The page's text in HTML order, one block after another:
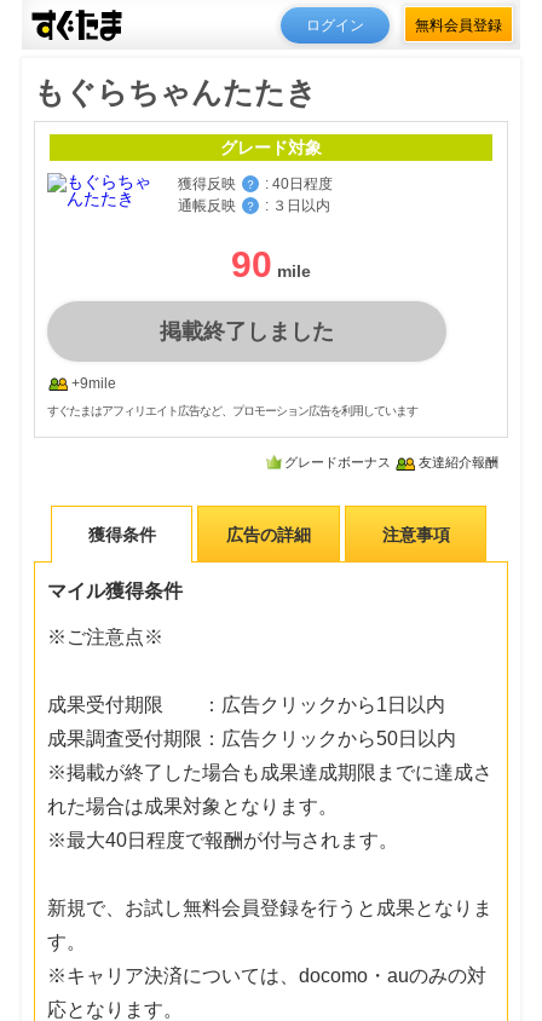
ログイン 無料会員登録
もぐらちゃんたたき
グレード対象
獲得反映 ？ : 40日程度
通帳反映
？ : ３日以内
90
掲載終了しました
+9mile
すぐたまはアフィリエイト広告など、プロモーション広告を利用しています
グレードボーナス 友達紹介報酬
獲得条件 広告の詳細 注意事項
マイル獲得条件
※ご注意点※
成果受付期限 ：広告クリックから1日以内
成果調査受付期限：広告クリックから50日以内
※掲載が終了した場合も成果達成期限までに達成さ
れた場合は成果対象となります。
※最大40日程度で報酬が付与されます。
新規で、お試し無料会員登録を行うと成果となりま
す。
※キャリア決済については、docomo・auのみの対
応となります。